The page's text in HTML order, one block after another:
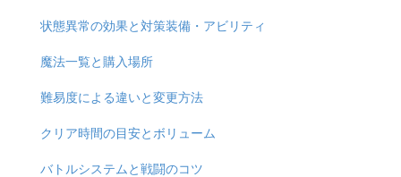
状態異常の効果と対策装備・アビリティ
魔法一覧と購入場所
難易度による違いと変更方法
クリア時間の目安とボリューム
バトルシステムと戦闘のコツ